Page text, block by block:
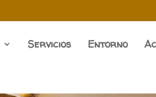
Servicios Entorno